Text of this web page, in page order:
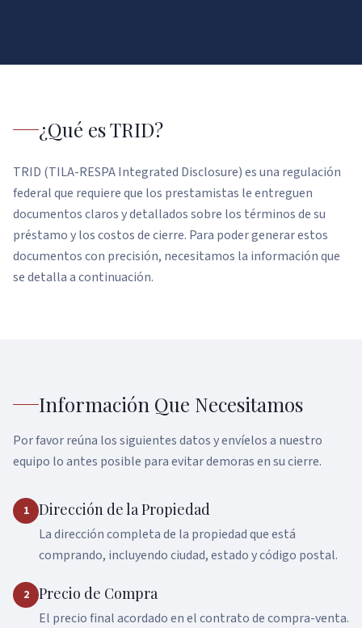
Commercial Real Estate
Non-QM / Alternative
Bank Statement Loans
DSCR Loans
ITIN Mortgage
P&L Loans
Bank Statement HELOC
¿Qué es TRID?
TRID (TILA-RESPA Integrated Disclosure) es una regulación
federal que requiere que los prestamistas le entreguen
documentos claros y detallados sobre los términos de su
préstamo y los costos de cierre. Para poder generar estos
documentos con precisión, necesitamos la información que
se detalla a continuación.
Información Que Necesitamos
Por favor reúna los siguientes datos y envíelos a nuestro
equipo lo antes posible para evitar demoras en su cierre.
1 Dirección de la Propiedad
La dirección completa de la propiedad que está
comprando, incluyendo ciudad, estado y código postal.
2 Precio de Compra
El precio final acordado en el contrato de compra-venta.